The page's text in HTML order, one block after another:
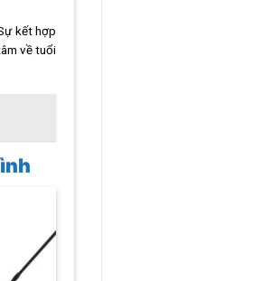
kết hợp
về tuổi